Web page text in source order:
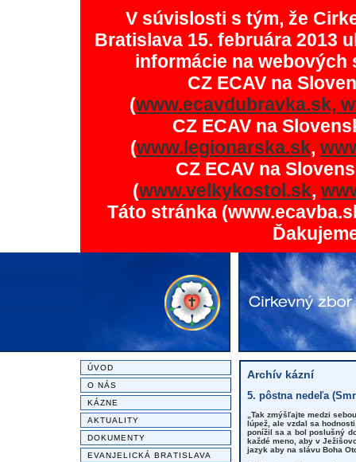
V súvislosti s tým, že
Bratislava 15. februára 2013
informácie na
CZ ECAV na
(www.ecavdubravka.sk,
CZ ECAV na
(www.legionarska.sk,
CZ ECAV na
(www.velkykostol.sk,
Táto stránka
ÚVOD
O NÁS
KÁZNE
AKTUALITY
DOKUMENTY
EVANJELICKÁ BRATISLAVA
Archív kázní
5. pôstna nedeľa
„Tak zmýšľajte medzi
lúpež, ale vzdal sa
ponížil sa a bol poslušný
každé meno, aby v
jazyk aby na slávu Boha